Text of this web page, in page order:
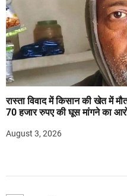
रास्ता विवाद में किसान की खेत में
70 हजार रुपए की घूस मांगने का
August 3, 2026